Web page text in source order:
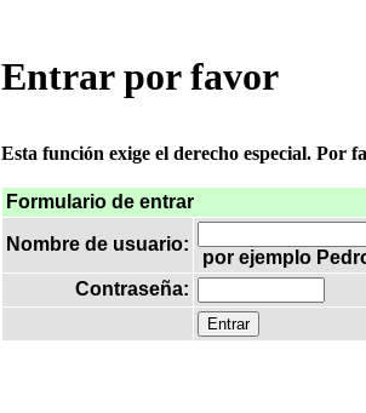
Entrar por favor
Esta función exige el derecho especial. Por
Formulario de entrar
Nombre de usuario:
por ejemplo
Contraseña: